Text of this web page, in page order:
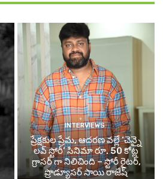
INTERVIEWS
ప్రేక్షకుల ప్రేమ, ఆదరణ వల్లే ‘చెన్నై
లవ్ స్టోరీ’ సినిమా రూ. 50 కోట్ల
గ్రాసర్ గా నిలిచింది – స్టోరీ రైటర్,
ప్రొడ్యూసర్ సాయి రాజేష్